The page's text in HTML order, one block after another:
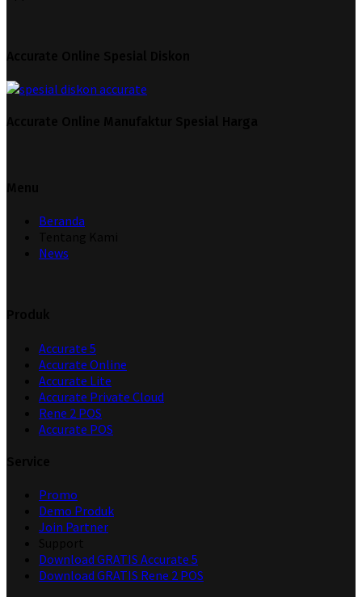
Beranda
News
Accurate 5
Accurate Online
Accurate Lite
Accurate Private Cloud
Rene 2 POS
Accurate POS
Promo
Demo Produk
Join Partner
Download GRATIS Accurate 5
Download GRATIS Rene 2 POS